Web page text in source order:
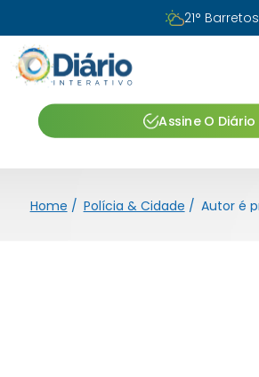
21° Barretos
Assine O Diário
Home / Polícia & Cidade /